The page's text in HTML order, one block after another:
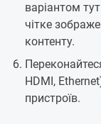
варіантом
чітке
контенту.
HDMI,
пристроїв.